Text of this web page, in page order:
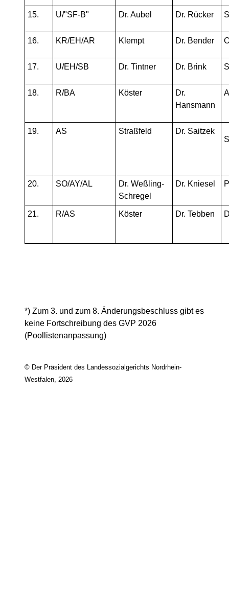
15. U/"SF-B" Dr. Aubel Dr. Rücker
16. KR/EH/AR Klempt Dr. Bender
17. U/EH/SB Dr. Tintner Dr. Brink
18. R/BA Köster
Dr.
Hansmann
19. AS Straßfeld
Dr. Saitzek
20. SO/AY/AL
Dr. Weßling-
Schregel
Dr. Kniesel
21. R/AS Köster Dr. Tebben
*) Zum 3. und zum 8. Änderungsbeschluss gibt es
keine Fortschreibung des GVP 2026
(Poollistenanpassung)
© Der Präsident des Landessozialgerichts Nordrhein-
Westfalen, 2026